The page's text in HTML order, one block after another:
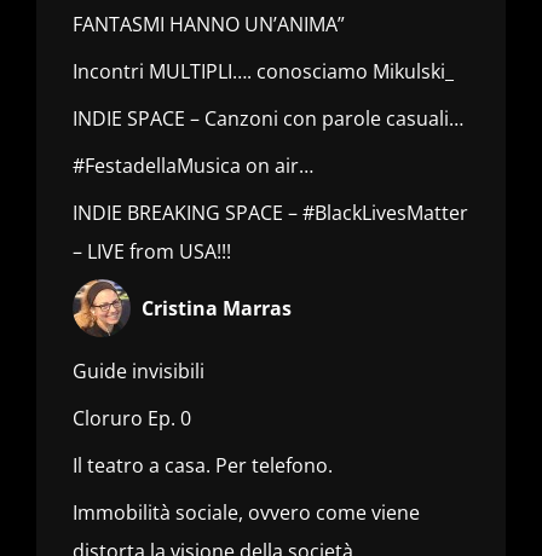
FANTASMI HANNO UN’ANIMA”
Incontri MULTIPLI…. conosciamo Mikulski_
INDIE SPACE – Canzoni con parole casuali…
#FestadellaMusica on air…
INDIE BREAKING SPACE – #BlackLivesMatter
– LIVE from USA!!!
Cristina Marras
Guide invisibili
Cloruro Ep. 0
Il teatro a casa. Per telefono.
Immobilità sociale, ovvero come viene